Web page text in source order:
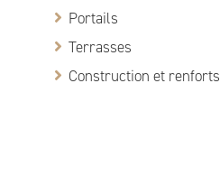
Portails
Terrasses
Construction et renforts